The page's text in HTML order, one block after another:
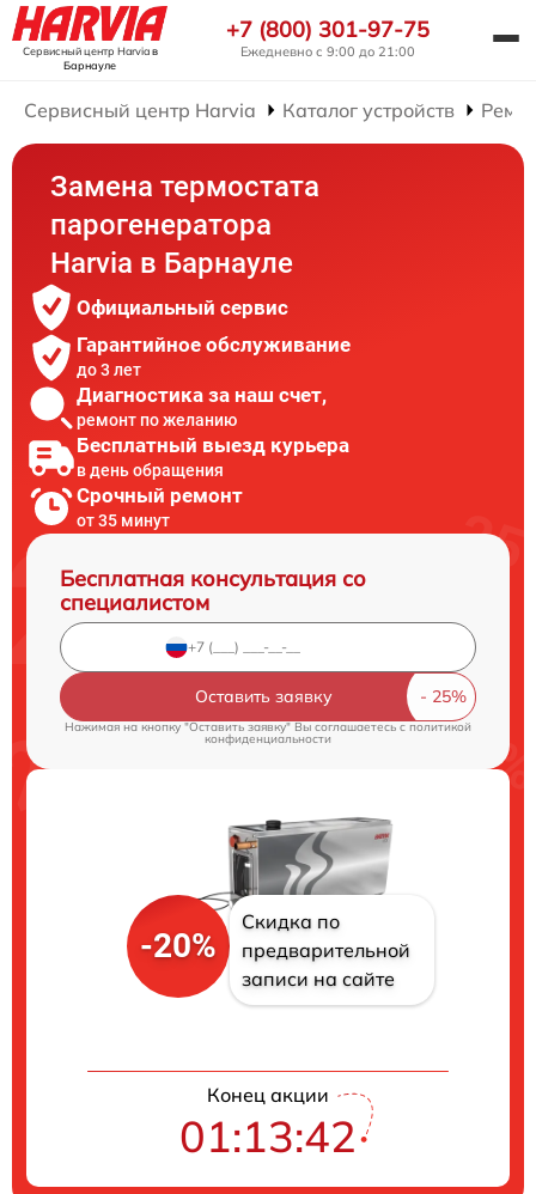
Сервисный центр Harviaв
Барнауле
+7 (800) 301-97-75
Ежедневно с 9:00 до 21:00
Сервисный центр Harvia Каталог устройств
Замена термостата
парогенератора
Harvia в Барнауле
Официальный сервис
Гарантийное обслуживание
до 3 лет
Диагностика за наш счет,
ремонт по желанию
Бесплатный выезд курьера
в день обращения
Срочный ремонт
от 35 минут
Бесплатная консультация со
специалистом
Оставить заявку
Нажимая на кнопку "Оставить заявку" Вы соглашаетесь cполитикой
конфиденциальности
-20%
Скидка по
предварительной
записи на сайте
Конец акции
01:13:42